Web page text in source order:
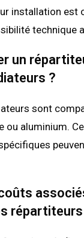
installation est
technique
un
?
sont
ou aluminium.